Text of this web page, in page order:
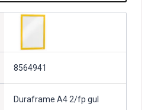
8564941
Duraframe A4 2/fp gul